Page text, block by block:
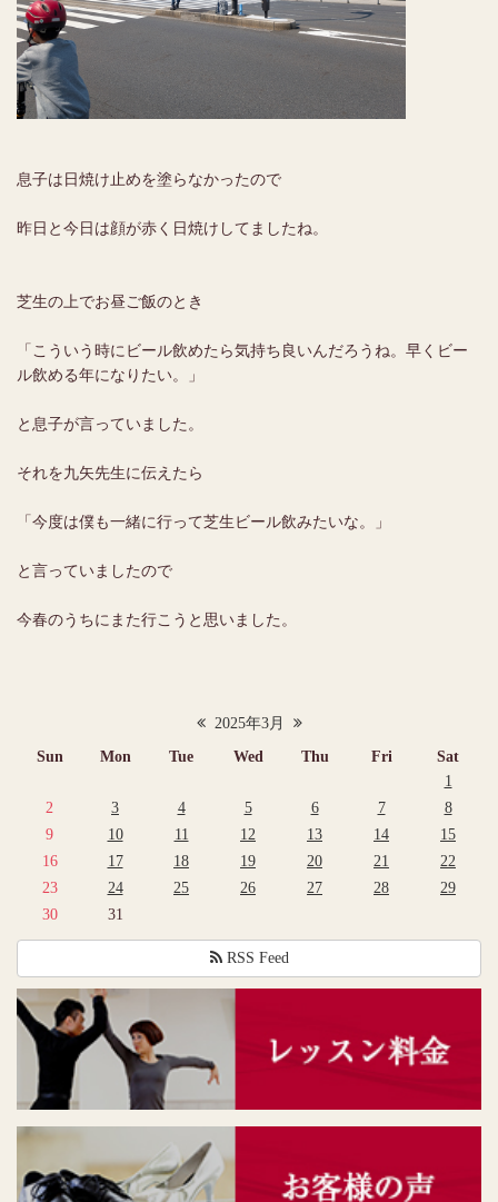
2025年3月
Sun
Mon Tue Wed Thu Fri
Sat
1
2
3 4 5 6 7
8
9
10 11 12 13 14
15
16
17 18 19 20 21
22
23
24 25 26 27 28
29
30
31
RSS Feed
息子は日焼け止めを塗らなかったので
昨日と今日は顔が赤く日焼けしてましたね。
芝生の上でお昼ご飯のとき
「こういう時にビール飲めたら気持ち良いんだろうね。早くビー
ル飲める年になりたい。」
と息子が言っていました。
それを九矢先生に伝えたら
「今度は僕も一緒に行って芝生ビール飲みたいな。」
と言っていましたので
今春のうちにまた行こうと思いました。